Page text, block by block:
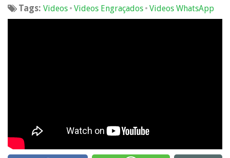
Tags: Videos • Videos Engraçados • Videos WhatsApp